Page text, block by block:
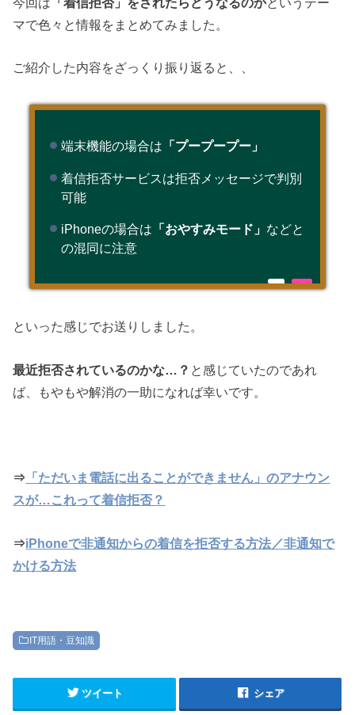
マで色々と情報をまとめてみました。
ご紹介した内容をざっくり振り返ると、、
端末機能の場合は 「プープープー」
着信拒否サービスは拒否メッセージで判別
可能
iPhoneの場合は 「おやすみモード」 などと
の混同に注意
といった感じでお送りしました。
最近拒否されているのかな…？ と感じていたのであれ
ば、もやもや解消の一助になれば幸いです。
⇒ 「ただいま電話に出ることができません」のアナウン
スが…これって着信拒否？
⇒iPhoneで非通知からの着信を拒否する方法／非通知で
かける方法
IT用語・豆知識
ツイート シェア